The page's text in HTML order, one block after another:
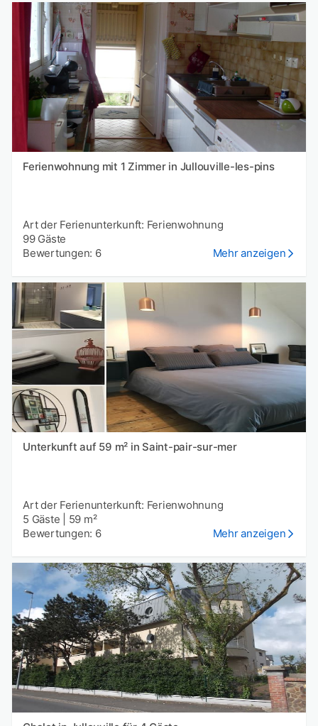
Ferienwohnung mit 1 Zimmer in Jullouville-les-pins
Art der Ferienunterkunft: Ferienwohnung
99 Gäste
Bewertungen: 6
Mehr anzeigen
Unterkunft auf 59 m² in Saint-pair-sur-mer
Art der Ferienunterkunft: Ferienwohnung
5 Gäste
59 m²
Bewertungen: 6
Mehr anzeigen